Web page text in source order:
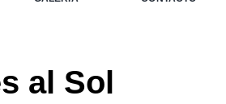
al Sol